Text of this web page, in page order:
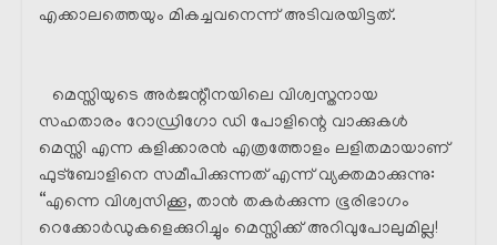
എക്കാലത്തെയും മികച്ചവനെന്ന് അടിവരയിട്ടത്.
മെസ്സിയുടെ അർജന്റീനയിലെ വിശ്വസ്തനായ
സഹതാരം റോഡ്രിഗോ ഡി പോളിന്റെ വാക്കുകൾ
മെസ്സി എന്ന കളിക്കാരൻ എത്രത്തോളം ലളിതമായാണ്
ഫുട്ബോളിനെ സമീപിക്കുന്നത് എന്ന് വ്യക്തമാക്കുന്നു:
“എന്നെ വിശ്വസിക്കൂ, താൻ തകർക്കുന്ന ഭൂരിഭാഗം
റെക്കോർഡുകളെക്കുറിച്ചും മെസ്സിക്ക് അറിവുപോലുമില്ല!